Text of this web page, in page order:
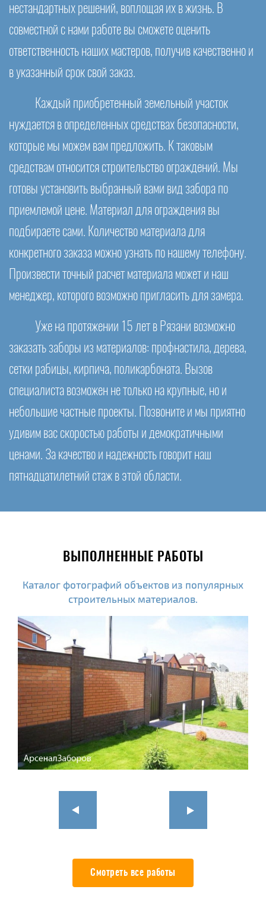
нестандартных решений, воплощая их в жизнь. В
совместной с нами работе вы сможете оценить
ответственность наших мастеров, получив качественно и
в указанный срок свой заказ.
Каждый приобретенный земельный участок
нуждается в определенных средствах безопасности,
которые мы можем вам предложить. К таковым
средствам относится строительство ограждений. Мы
готовы установить выбранный вами вид забора по
приемлемой цене. Материал для ограждения вы
подбираете сами. Количество материала для
конкретного заказа можно узнать по нашему телефону.
Произвести точный расчет материала может и наш
менеджер, которого возможно пригласить для замера.
Уже на протяжении 15 лет в Рязани возможно
заказать заборы из материалов: профнастила, дерева,
сетки рабицы, кирпича, поликарбоната. Вызов
специалиста возможен не только на крупные, но и
небольшие частные проекты. Позвоните и мы приятно
удивим вас скоростью работы и демократичными
ценами. За качество и надежность говорит наш
пятнадцатилетний стаж в этой области.
ВЫПОЛНЕННЫЕ РАБОТЫ
Каталог фотографий объектов из популярных
строительных материалов.
Смотреть все работы